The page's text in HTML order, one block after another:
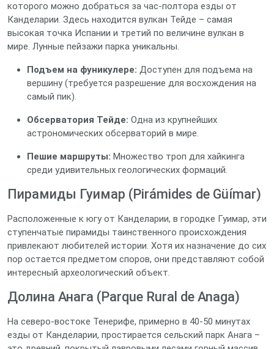
которого можно добраться за час-полтора езды от
Канделарии. Здесь находится вулкан Тейде – самая
высокая точка Испании и третий по величине вулкан в
мире. Лунные пейзажи парка уникальны.
Подъем на фуникулере: Доступен для подъема на
вершину (требуется разрешение для восхождения на
самый пик).
Обсерватория Тейде: Одна из крупнейших
астрономических обсерваторий в мире.
Пешие маршруты: Множество троп для хайкинга
среди удивительных геологических формаций.
Пирамиды Гуимар (Pirámides de Güímar)
Расположенные к югу от Канделарии, в городке Гуимар, эти
ступенчатые пирамиды таинственного происхождения
привлекают любителей истории. Хотя их назначение до сих
пор остается предметом споров, они представляют собой
интересный археологический объект.
Долина Анага (Parque Rural de Anaga)
На северо-востоке Тенерифе, примерно в 40-50 минутах
езды от Канделарии, простирается сельский парк Анага –